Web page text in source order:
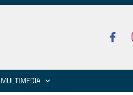
MULTIMEDIA